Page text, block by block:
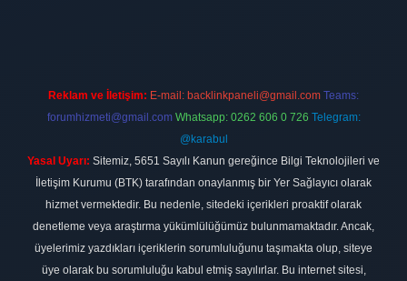
Reklam ve İletişim: E-mail: backlinkpaneli@gmail.com Teams:
forumhizmeti@gmail.com Whatsapp: 0262 606 0 726 Telegram:
@karabul
Yasal Uyarı: Sitemiz, 5651 Sayılı Kanun gereğince Bilgi Teknolojileri ve
İletişim Kurumu (BTK) tarafından onaylanmış bir Yer Sağlayıcı olarak
hizmet vermektedir. Bu nedenle, sitedeki içerikleri proaktif olarak
denetleme veya araştırma yükümlülüğümüz bulunmamaktadır. Ancak,
üyelerimiz yazdıkları içeriklerin sorumluluğunu taşımakta olup, siteye
üye olarak bu sorumluluğu kabul etmiş sayılırlar. Bu internet sitesi,